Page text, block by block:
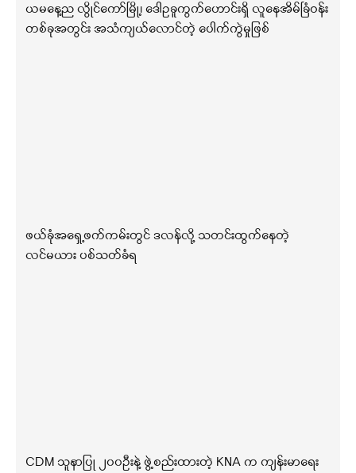
ယမနေ့ည လွိုင်ကော်မြို့၊ ဒေါဥခူကွက်ဟောင်းရှိ လူနေအိမ်ခြံဝန်း
တစ်ခုအတွင်း အသံကျယ်လောင်တဲ့ ပေါက်ကွဲမှုဖြစ်
ဖယ်ခုံအရှေ့ဖက်ကမ်းတွင် ဒလန်လို့ သတင်းထွက်နေတဲ့
လင်မယား ပစ်သတ်ခံရ
CDM သူနာပြု ၂၀၀ဦးနဲ့ ဖွဲ့စည်းထားတဲ့ KNA က ကျန်းမာရေး